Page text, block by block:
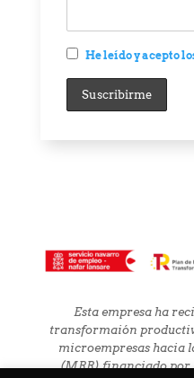
He leído y acepto
Esta empresa ha
transformaión
microempresas hacia
(MRR) financiado